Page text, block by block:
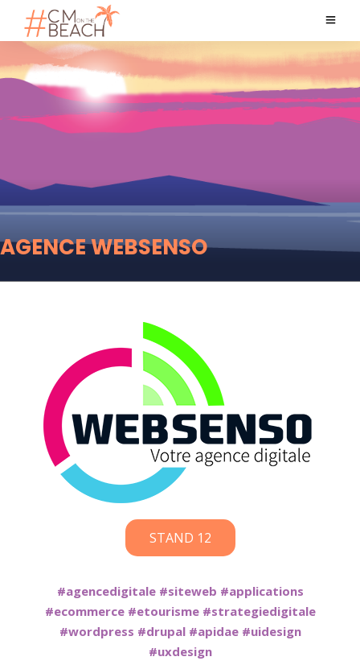
AGENCE WEBSENSO
STAND 12
#agencedigitale #siteweb #applications
#ecommerce #etourisme #strategiedigitale
#wordpress #drupal #apidae #uidesign
#uxdesign